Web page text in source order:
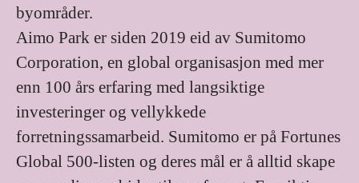
byområder.
Aimo Park er siden 2019 eid av Sumitomo
Corporation, en global organisasjon med mer
enn 100 års erfaring med langsiktige
investeringer og vellykkede
forretningssamarbeid. Sumitomo er på Fortunes
Global 500-listen og deres mål er å alltid skape